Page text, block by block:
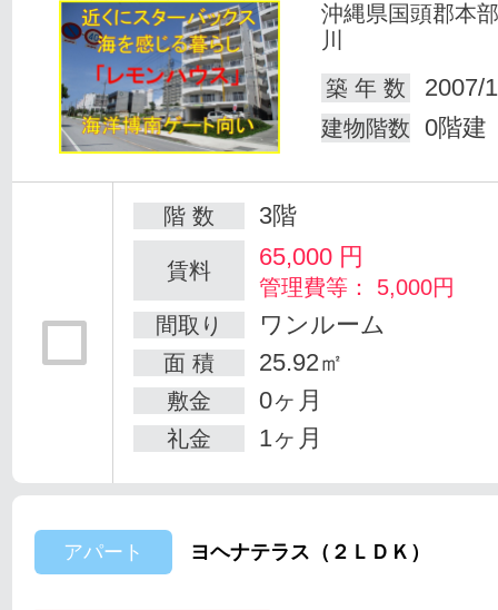
沖縄県国頭郡本
川
築 年 数
2007/
建物階数 0階建
階 数 3階
賃料 65,000 円
管理費等： 5,000円
間取り
ワンルーム
面 積 25.92㎡
敷金 0ヶ月
礼金 1ヶ月
アパート ヨヘナテラス（２ＬＤＫ）